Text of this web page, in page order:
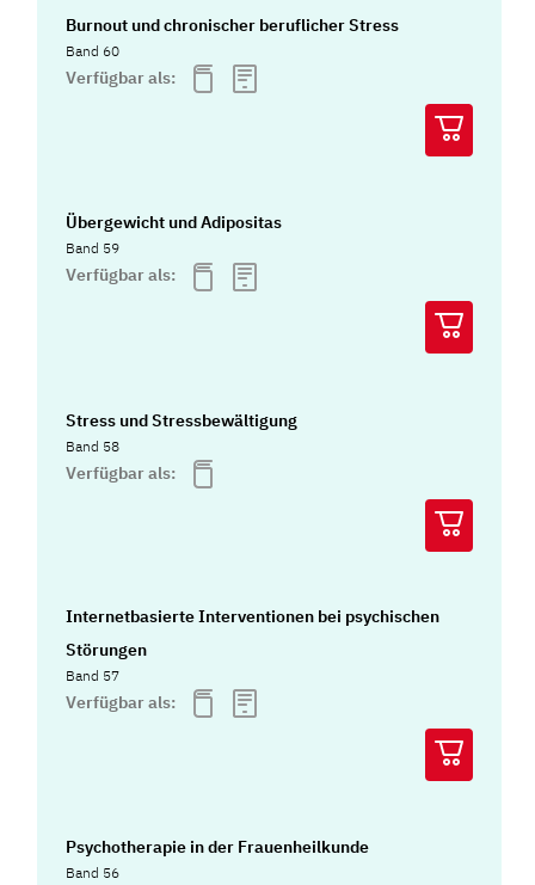
Burnout und chronischer beruflicher Stress
Band 60
Verfügbar als:
Übergewicht und Adipositas
Band 59
Verfügbar als:
Stress und Stressbewältigung
Band 58
Verfügbar als:
Internetbasierte Interventionen bei psychischen
Störungen
Band 57
Verfügbar als:
Psychotherapie in der Frauenheilkunde
Band 56